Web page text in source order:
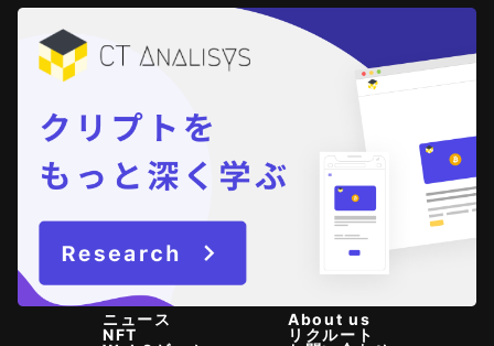
ニュース
NFT
About us
リクルート